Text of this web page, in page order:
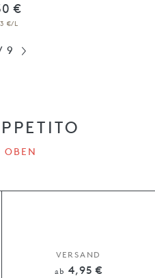
€
€/L
9
OBEN
VERSAND
ab 4,95 €